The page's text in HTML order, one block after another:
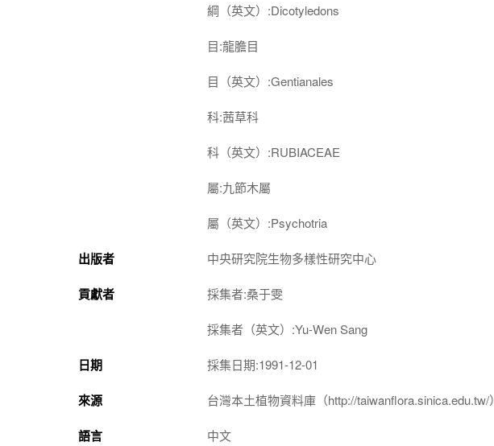
綱（英文）:Dicotyledons
目:龍膽目
目（英文）:Gentianales
科:茜草科
科（英文）:RUBIACEAE
屬:九節木屬
屬（英文）:Psychotria
出版者 中央研究院生物多樣性研究中心
貢獻者 採集者:桑于雯
採集者（英文）:Yu-Wen Sang
日期 採集日期:1991-12-01
來源 台灣本土植物資料庫（http://taiwanflora.sinica.edu.tw/）
語言 中文